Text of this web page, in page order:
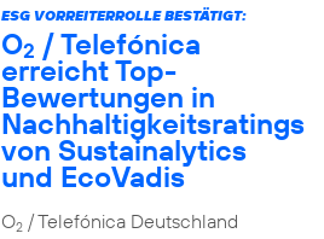
ESG VORREITERROLLE BESTÄTIGT:
O2 / Telefónica
erreicht Top-
Bewertungen in
Nachhaltigkeitsratings
von Sustainalytics
und EcoVadis
O2/ Telefónica Deutschland